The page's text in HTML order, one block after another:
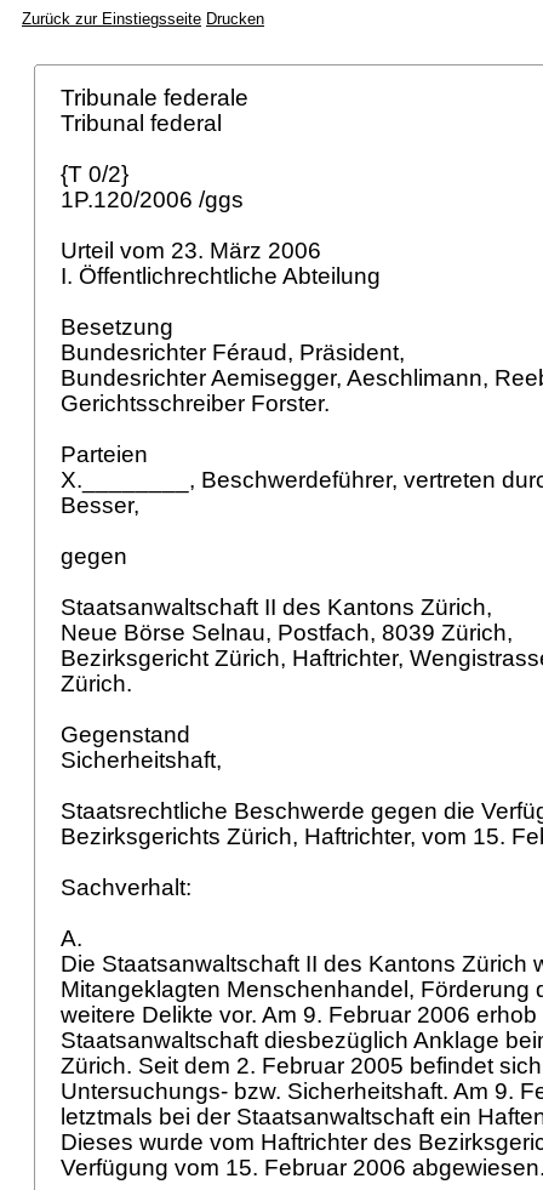
Zurück zur Einstiegsseite Drucken
Tribunale federale
Tribunal federal
{T 0/2}
1P.120/2006 /ggs
Urteil vom 23. März 2006
I. Öffentlichrechtliche Abteilung
Besetzung
Bundesrichter Féraud, Präsident,
Bundesrichter Aemisegger, Aeschlimann,
Gerichtsschreiber Forster.
Parteien
X.________, Beschwerdeführer, vertreten
Besser,
gegen
Staatsanwaltschaft II des Kantons Zürich,
Neue Börse Selnau, Postfach, 8039 Zürich,
Bezirksgericht Zürich, Haftrichter,
Zürich.
Gegenstand
Sicherheitshaft,
Staatsrechtliche Beschwerde gegen die
Bezirksgerichts Zürich, Haftrichter, vom 15.
Sachverhalt:
A.
Die Staatsanwaltschaft II des Kantons Zürich
Mitangeklagten Menschenhandel, Förderung
weitere Delikte vor. Am 9. Februar 2006 erhob
Staatsanwaltschaft diesbezüglich Anklage
Zürich. Seit dem 2. Februar 2005 befindet
Untersuchungs- bzw. Sicherheitshaft. Am 9.
letztmals bei der Staatsanwaltschaft ein
Dieses wurde vom Haftrichter des
Verfügung vom 15. Februar 2006